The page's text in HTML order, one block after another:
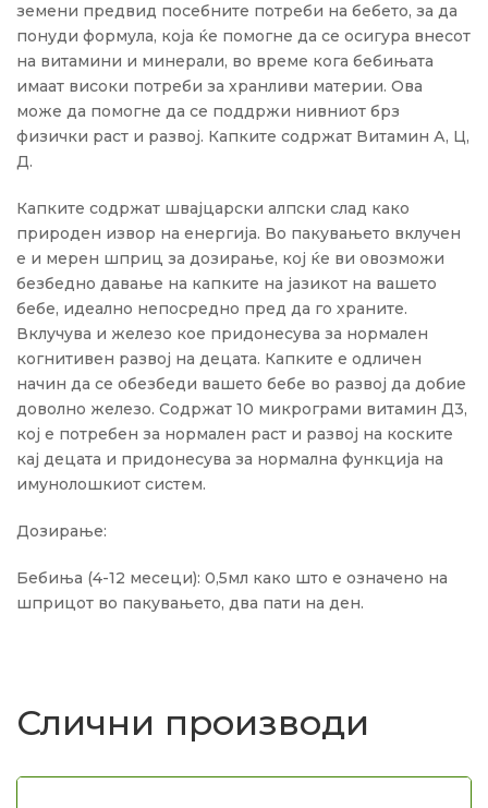
земени предвид посебните потреби на бебето, за да
понуди формула, која ќе помогне да се осигура внесот
на витамини и минерали, во време кога бебињата
имаат високи потреби за хранливи материи. Ова
може да помогне да се поддржи нивниот брз
физички раст и развој. Капките содржат Витамин А, Ц,
Д.
Капките содржат швајцарски алпски слад како
природен извор на енергија. Во пакувањето вклучен
е и мерен шприц за дозирање, кој ќе ви овозможи
безбедно давање на капките на јазикот на вашето
бебе, идеално непосредно пред да го храните.
Вклучува и железо кое придонесува за нормален
когнитивен развој на децата. Капките е одличен
начин да се обезбеди вашето бебе во развој да добие
доволно железо. Содржат 10 микрограми витамин Д3,
кој е потребен за нормален раст и развој на коските
кај децата и придонесува за нормална функција на
имунолошкиот систем.
Дозирање:
Бебиња (4-12 месеци): 0,5мл како што е означено на
шприцот во пакувањето, два пати на ден.
Слични производи